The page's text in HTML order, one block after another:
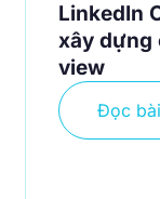
LinkedIn
xây dựng
view
Đọc